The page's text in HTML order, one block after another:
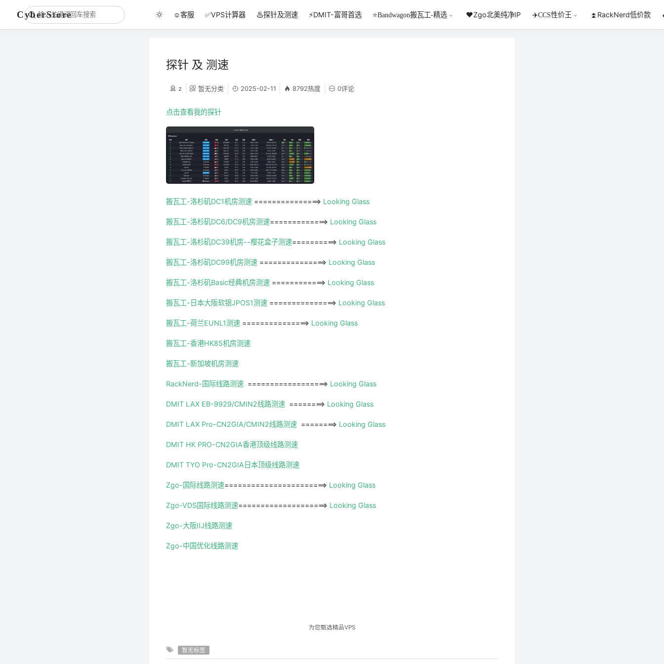
CyberStore ☺️客服 ✅VPS计算器 ♨️探针及测速 ⚡DMIT-富哥首选 ⭐Bandwagon搬瓦工-精选 ❤️Zgo北美纯净IP ✈️CCS性价王 ⏫RackNerd低价款
探针 及 测速
z 暂无分类 2025-02-11 8792热度 0评论
点击查看我的探针
搬瓦工-洛杉矶DC1机房测速 ===============> Looking Glass
搬瓦工-洛杉矶DC6/DC9机房测速=============> Looking Glass
搬瓦工-洛杉矶DC39机房--樱花盒子测速==========> Looking Glass
搬瓦工-洛杉矶DC99机房测速 ===============> Looking Glass
搬瓦工-洛杉矶Basic经典机房测速 ============> Looking Glass
搬瓦工-日本大阪软银JPOS1测速 ===============> Looking Glass
搬瓦工-荷兰EUNL1测速 ===============> Looking Glass
搬瓦工-香港HK85机房测速
搬瓦工-新加坡机房测速
RackNerd-国际线路测速 ==================> Looking Glass
DMIT LAX EB-9929/CMIN2线路测速 ========> Looking Glass
DMIT LAX Pro-CN2GIA/CMIN2线路测速 ========> Looking Glass
DMIT HK PRO-CN2GIA香港顶级线路测速
DMIT TYO Pro-CN2GIA日本顶级线路测速
Zgo-国际线路测速=======================> Looking Glass
Zgo-VDS国际线路测速====================> Looking Glass
Zgo-大阪IIJ线路测速
Zgo-中国优化线路测速
为您甄选精品VPS
暂无标签